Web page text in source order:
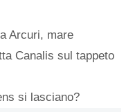
Arcuri, mare
Canalis sul tappeto
si lasciano?